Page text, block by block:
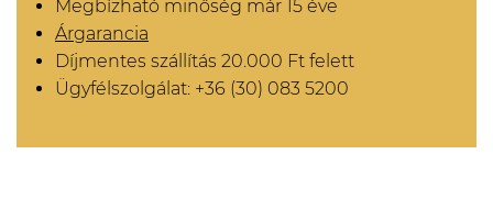
Megbízható minőség már 15 éve
Árgarancia
Díjmentes szállítás 20.000 Ft felett
Ügyfélszolgálat: +36 (30) 083 5200